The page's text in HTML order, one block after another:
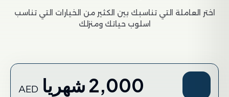
اختر العاملة التي تناسبك بين الكثير من الخيارات التي تناسب
اسلوب حياتك ومنزلك
2,000 شهريا AED